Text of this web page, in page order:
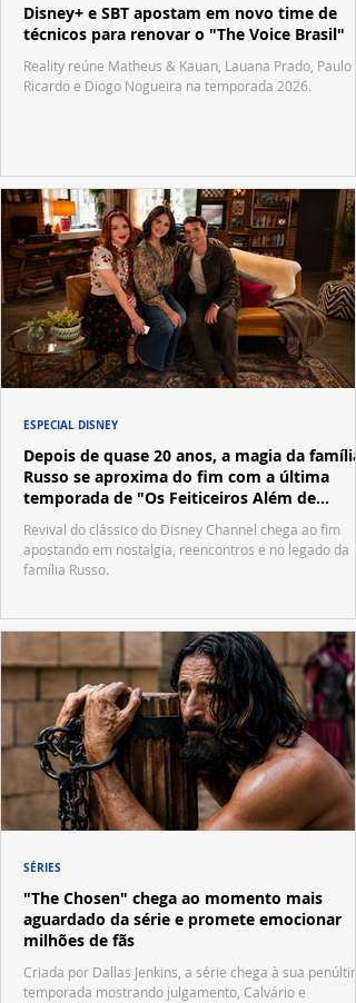
Disney+ e SBT apostam em novo time de
técnicos para renovar o "The Voice Brasil"
Reality reúne Matheus & Kauan, Lauana Prado, Paulo
Ricardo e Diogo Nogueira na temporada 2026.
Depois de quase 20 anos, a magia da família
Russo se aproxima do fim com a última
temporada de "Os Feiticeiros Além de
Revival do clássico do Disney Channel chega ao fim
apostando em nostalgia, reencontros e no legado da
família Russo.
ESPECIAL DISNEY
"The Chosen" chega ao momento mais
aguardado da série e promete emocionar
milhões de fãs
Criada por Dallas Jenkins, a série chega à sua
temporada mostrando julgamento, Calvário e
SÉRIES